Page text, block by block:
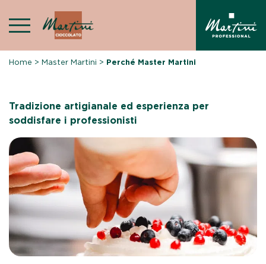
content
Home >Master Martini > Perché Master Martini
Tradizione artigianale ed esperienza per
soddisfare i professionisti